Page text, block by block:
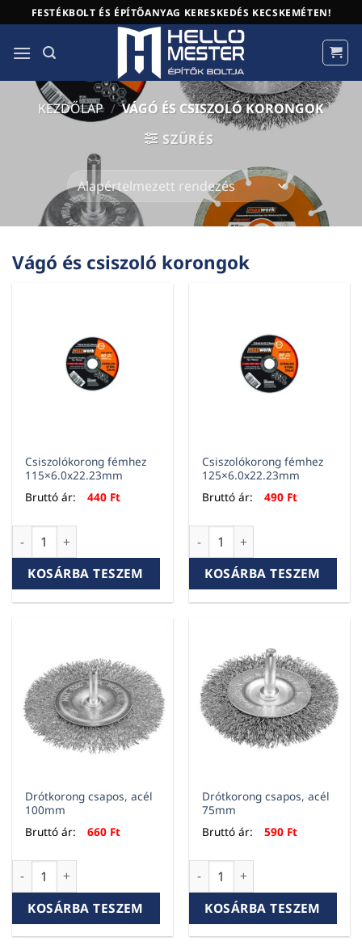
to
content
FESTÉKBOLT ÉS ÉPÍTŐANYAG KERESKEDÉS KECSKEMÉTEN!
KEZDŐLAP / VÁGÓ ÉS CSISZOLÓ KORONGOK
SZŰRÉS
Vágó és csiszoló korongok
Csiszolókorong fémhez
115×6.0x22.23mm
Bruttó ár:
440 Ft
Csiszolókorong fémhez 115x6.0x22.23mm mennyiség
KOSÁRBA TESZEM
Csiszolókorong fémhez
125×6.0x22.23mm
Bruttó ár:
490 Ft
Csiszolókorong fémhez
KOSÁRBA TESZEM
Drótkorong csapos, acél
100mm
Bruttó ár:
660 Ft
Drótkorong csapos, acél 100mm mennyiség
KOSÁRBA TESZEM
Drótkorong csapos, acél
75mm
Bruttó ár:
590 Ft
Drótkorong csapos, acél
KOSÁRBA TESZEM